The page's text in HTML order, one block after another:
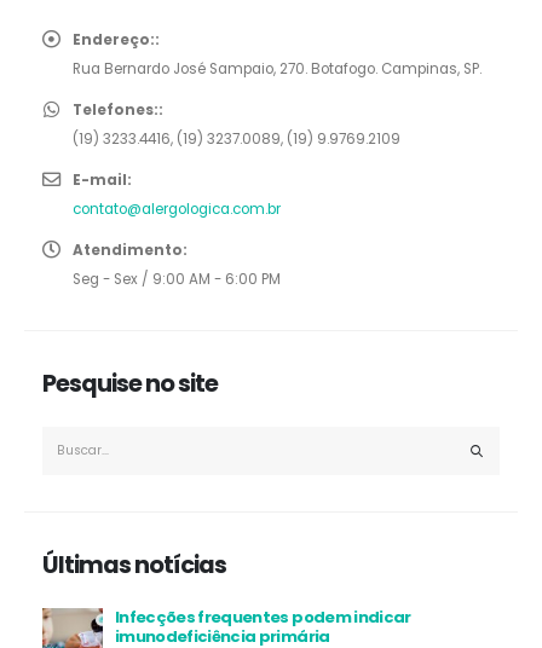
Endereço::
Rua Bernardo José Sampaio, 270. Botafogo. Campinas, SP.
Telefones::
(19) 3233.4416, (19) 3237.0089, (19) 9.9769.2109
E-mail:
contato@alergologica.com.br
Atendimento:
Seg - Sex / 9:00 AM - 6:00 PM
Pesquise no site
Últimas notícias
Infecções frequentes podem indicar
imunodeficiência primária